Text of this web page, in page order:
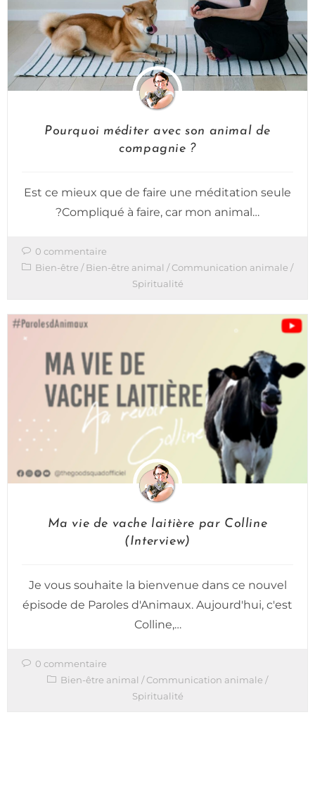
Pourquoi méditer avec son animal de
compagnie ?
Est ce mieux que de faire une méditation seule
?Compliqué à faire, car mon animal…
0 commentaire
Bien-être /Bien-être animal /Communication animale /
Spiritualité
Ma vie de vache laitière par Colline
(Interview)
Je vous souhaite la bienvenue dans ce nouvel
épisode de Paroles d'Animaux. Aujourd'hui, c'est
Colline,…
0 commentaire
Bien-être animal /Communication animale /
Spiritualité